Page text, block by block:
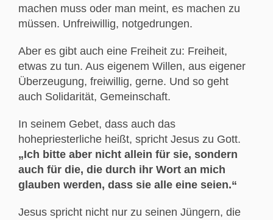
machen muss oder man meint, es machen zu
müssen. Unfreiwillig, notgedrungen.
Aber es gibt auch eine Freiheit zu: Freiheit,
etwas zu tun. Aus eigenem Willen, aus eigener
Überzeugung, freiwillig, gerne. Und so geht
auch Solidarität, Gemeinschaft.
In seinem Gebet, dass auch das
hohepriesterliche heißt, spricht Jesus zu Gott.
„Ich bitte aber nicht allein für sie, sondern
auch für die, die durch ihr Wort an mich
glauben werden, dass sie alle eine seien.“
Jesus spricht nicht nur zu seinen Jüngern, die